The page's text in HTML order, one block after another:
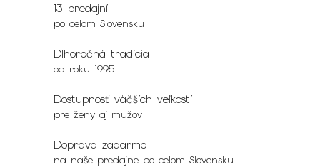
13 predajní
po celom Slovensku
Dlhoročná tradícia
od roku 1995
Dostupnosť väčších veľkostí
pre ženy aj mužov
Doprava zadarmo
na naše predajne po celom Slovensku